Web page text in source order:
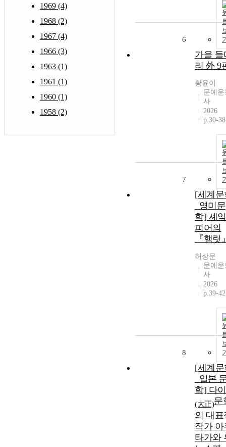
1969 (4)
1968 (2)
1967 (4)
1966 (3)
1963 (1)
1961 (1)
1960 (1)
1958 (2)
6
가을 들
리 外 9
황윤이
문예운
사
2026
p.30-38
7
[세계문
_영미문
학] 셰
피어의
『햄릿
허상문
문예운
사
2026
p.39-42
8
[세계문
_일본
학] 다
(大正)문
의 대표
작가 아
타가와